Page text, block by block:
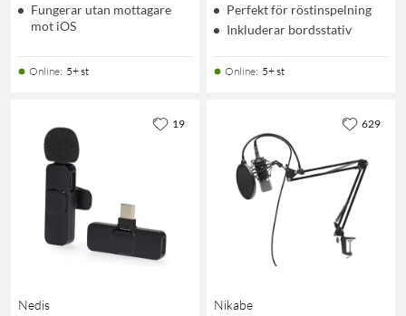
Fungerar utan mottagare
mot iOS
Online: 5+ st
Perfekt för röstinspelning
Inkluderar bordsstativ
Online: 5+ st
Nedis
19
Nikabe
629